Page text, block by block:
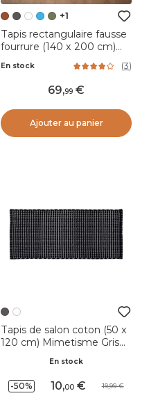
+1
Tapis rectangulaire fausse
fourrure (140 x 200 cm)
En stock (3)
69,99
Ajouter au panier
Tapis de salon coton (50 x
120 cm) Mimetisme Gris
En stock
-50% 10,00 19,99